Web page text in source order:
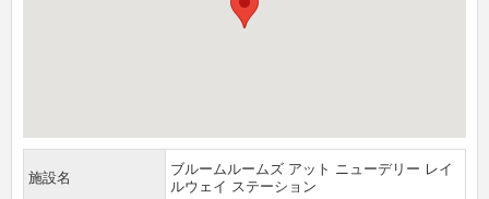
施設名
ブルームルームズ アット ニューデリー レイ
ルウェイ ステーション